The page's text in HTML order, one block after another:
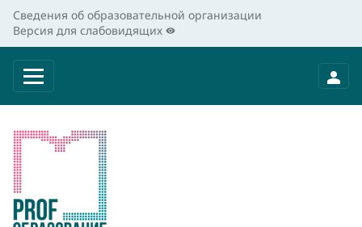
Сведения об образовательной организации
Версия для слабовидящих